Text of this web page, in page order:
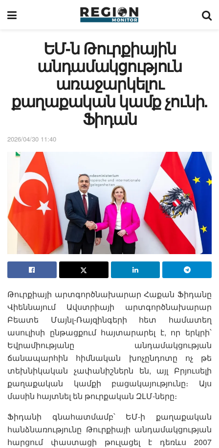
ԵՄ-ն Թուրքիային
անդամակցություն
առաջարկելու
քաղաքական կամք չունի.
Ֆիդան
2026/04/30 11:40
Թուրքիայի արտգործնախարար Հաքան Ֆիդանը
Վիեննայում Ավստրիայի արտգործնախարար
Բեատե Մայնլ-Ռայզինգերի հետ համատեղ
ասուլիսի ընթացքում հայտարարել է, որ երկրի՝
Եվրամիությանը անդամակցության
ճանապարհին հիմնական խոչընդոտը ոչ թե
տեխնիկական չափանիշներն են, այլ Բրյուսելի
քաղաքական կամքի բացակայությունը։ Այս
մասին հայտնել են թուրքական ԶԼՄ-ները։
Ֆիդանի գնահատմամբ՝ ԵՄ-ի քաղաքական
հանձնառությունը Թուրքիայի անդամակցության
հարցում փաստացի թուլացել է դեռևս 2007